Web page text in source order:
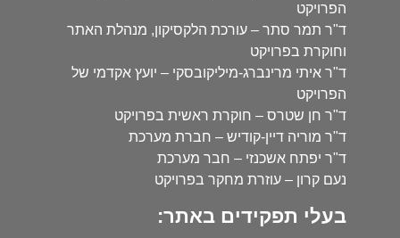
הפרויקט
ד"ר תמר סתר – עורכת הלקסיקון, מנהלת האתר
וחוקרת בפרויקט
ד"ר איתי מרינברג-מיליקובסקי – יועץ אקדמי של
הפרויקט
ד"ר חן שטרס – חוקרת ראשית בפרויקט
ד"ר מוריה דיין-קודיש – חברת מערכת
ד"ר יפתח אשכנזי – חבר מערכת
נעם קרון – עוזרת מחקר בפרויקט
בעלי תפקידים באתר: